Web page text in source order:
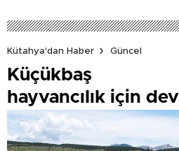
Kütahya'dan Haber
Güncel
Küçükbaş
hayvancılık için